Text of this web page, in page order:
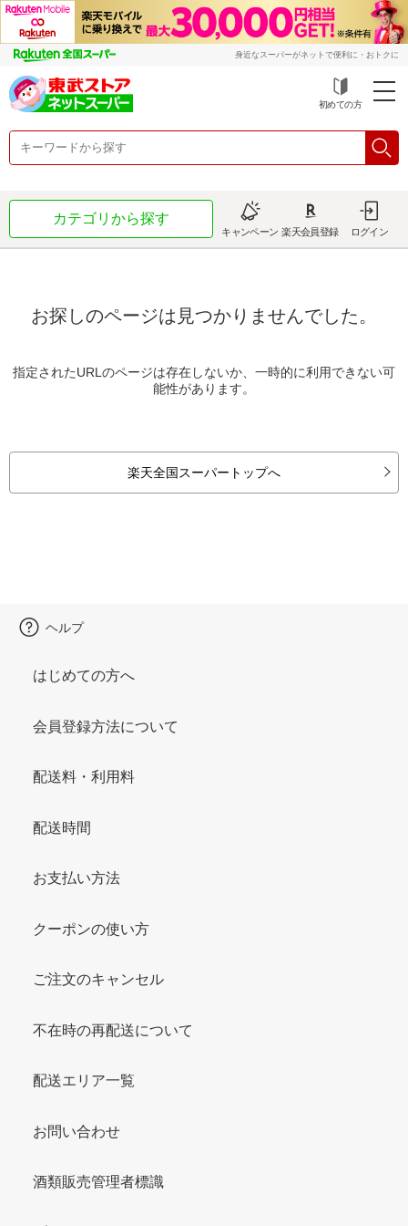
身近なスーパーがネットで便利に・おトクに
初めての方
カテゴリから探す
キャンペーン 楽天会員登録 ログイン
お探しのページは見つかりませんでした。
指定されたURLのページは存在しないか、一時的に利用できない可
能性があります。
楽天全国スーパートップへ
ヘルプ
はじめての方へ
会員登録方法について
配送料・利用料
配送時間
お支払い方法
クーポンの使い方
ご注文のキャンセル
不在時の再配送について
配送エリア一覧
お問い合わせ
酒類販売管理者標識